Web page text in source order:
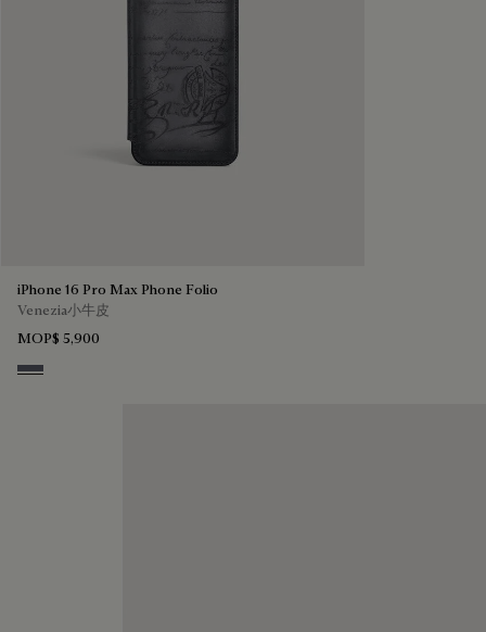
iPhone 16 Pro Max Phone Folio
Venezia小牛皮
MOP$ 5,900
Light Aluminio